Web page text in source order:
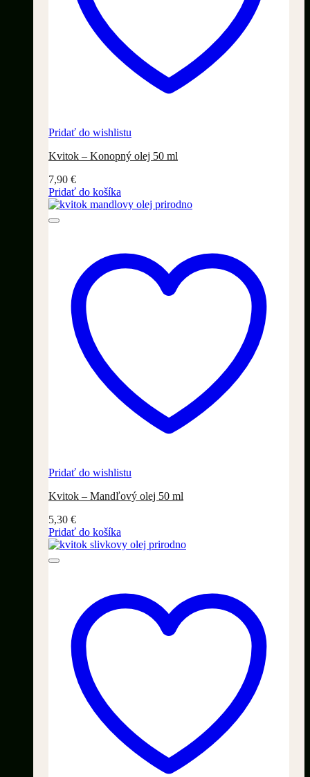
Pridať do wishlistu
Kvitok – Konopný olej 50 ml
7,90 €
Pridať do košíka
Pridať do wishlistu
Kvitok – Mandľový olej 50 ml
5,30 €
Pridať do košíka